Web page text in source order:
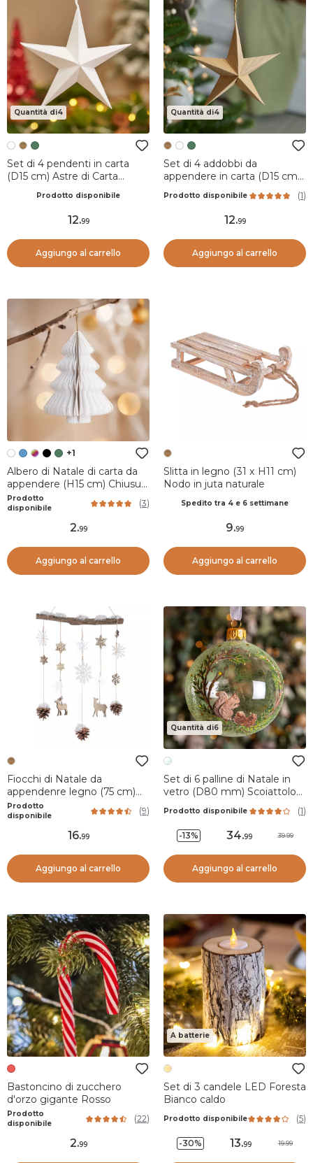
Quantità di4
Set di 4 pendenti in carta
(D15 cm) Astre di Carta
Prodotto disponibile
12.99
Aggiungo al carrello
Quantità di4
Set di 4 addobbi da
appendere in carta (D15 cm)
Prodotto disponibile (1)
12.99
Aggiungo al carrello
+1
Albero di Natale di carta da
appendere (H15 cm) Chiusura
Magnetica Bianco
Prodotto
disponibile
(3)
2.99
Aggiungo al carrello
Slitta in legno (31 x H11 cm)
Nodo in juta naturale
Spedito tra 4 e 6 settimane
9.99
Aggiungo al carrello
Fiocchi di Natale da
appendenre legno (75 cm)
Fiocchi Naturale
Prodotto
disponibile
(9)
16.99
Aggiungo al carrello
Quantità di6
Set di 6 palline di Natale in
vetro (D80 mm) Scoiattolo
Prodotto disponibile (1)
-13% 34.99 39.99
Aggiungo al carrello
Bastoncino di zucchero
d'orzo gigante Rosso
Prodotto
disponibile
(22)
2.99
A batterie
Set di 3 candele LED Foresta
Bianco caldo
Prodotto disponibile (5)
-30% 13.99 19.99